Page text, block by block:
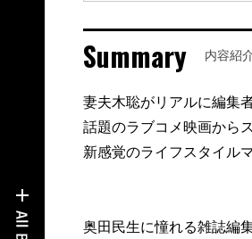
Summary 内容紹
妻夫木聡がリアルに編集
話題のラブコメ映画から
新感覚のライフスタイル
奥田民生に憧れる雑誌編